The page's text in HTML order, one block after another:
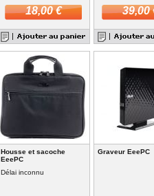
18,00 € 39,00
Housse et sacoche
EeePC
Délai inconnu
Graveur EeePC